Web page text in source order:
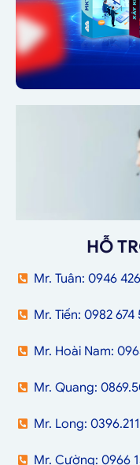
HỖ
Mr. Tuân: 0946
Mr. Tiến: 0982 674
Mr. Hoài Nam:
Mr. Quang:
Mr. Long:
Mr. Cường: 0966